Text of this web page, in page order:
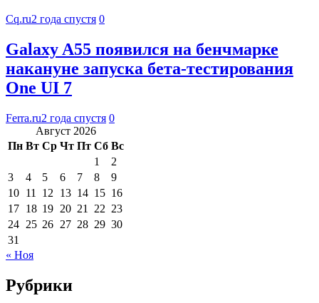
Cq.ru2 года спустя 0
Galaxy A55 появился на бенчмарке
накануне запуска бета-тестирования
One UI 7
Ferra.ru2 года спустя 0
Август 2026
Пн Вт Ср Чт Пт Сб Вс
1
2
3
4 5 6 7 8
9
10 11 12 13 14 15 16
17 18 19 20 21 22 23
24 25 26 27 28 29 30
31
« Ноя
Рубрики